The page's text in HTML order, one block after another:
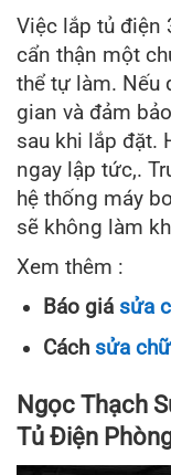
Việc lắp tủ điện
cẩn thận một
thể tự làm. Nếu
gian và đảm
sau khi lắp đặt.
ngay lập tức,.
hệ thống máy
sẽ không làm
Xem thêm :
Báo giá sửa
Cách sửa
Ngọc Thạch
Tủ Điện